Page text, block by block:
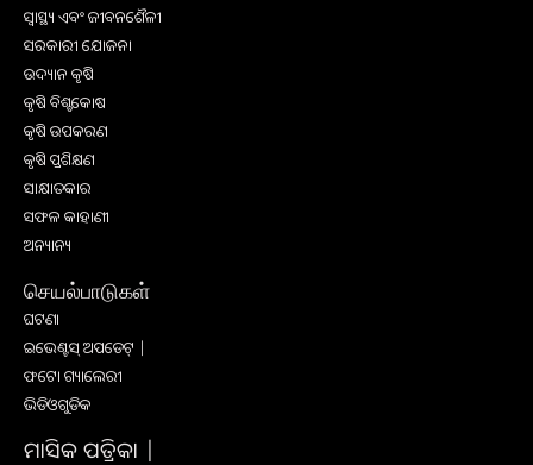
ସ୍ୱାସ୍ଥ୍ୟ ଏବଂ ଜୀବନଶୈଳୀ
ସରକାରୀ ଯୋଜନା
ଉଦ୍ୟାନ କୃଷି
କୃଷି ବିଶ୍ବକୋଷ
କୃଷି ଉପକରଣ
କୃଷି ପ୍ରଶିକ୍ଷଣ
ସାକ୍ଷାତକାର
ସଫଳ କାହାଣୀ
ଅନ୍ୟାନ୍ୟ
செயல்பாடுகள்
ଘଟଣା
ଇଭେଣ୍ଟସ୍ ଅପଡେଟ୍ |
ଫଟୋ ଗ୍ୟାଲେରୀ
ଭିଡିଓଗୁଡିକ
ମାସିକ ପତ୍ରିକା |